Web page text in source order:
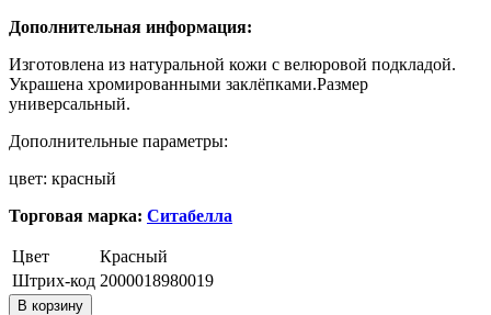
Дополнительная информация:
Изготовлена из натуральной кожи с велюровой подкладой.
Украшена хромированными заклёпками.Размер
универсальный.
Дополнительные параметры:
цвет: красный
Торговая марка: Ситабелла
Цвет
Красный
Штрих-код 2000018980019
В корзину